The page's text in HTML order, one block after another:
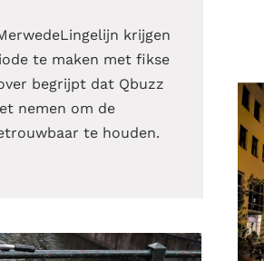
krijgen
te maken met fikse
begrijpt dat Qbuzz
nemen om de
te houden.